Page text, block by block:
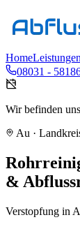
HomeLeistungen
08031 -
Wir befinden
Au ·
&
Verstopfung in